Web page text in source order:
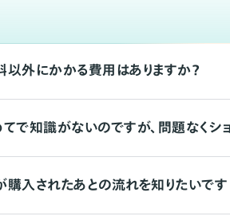
以外にかかる費用はありますか？
てで知識がないのですが、問題なくシ
購入されたあとの流れを知りたいです